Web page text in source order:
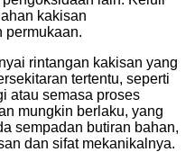
kakisan
permukaan.
rintangan kakisan yang
tertentu, seperti
atau semasa proses
mungkin berlaku, yang
sempadan butiran bahan,
dan sifat mekanikalnya.